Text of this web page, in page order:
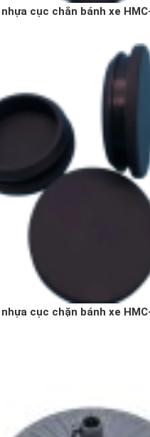
cục chắn bánh xe
cục chặn bánh xe